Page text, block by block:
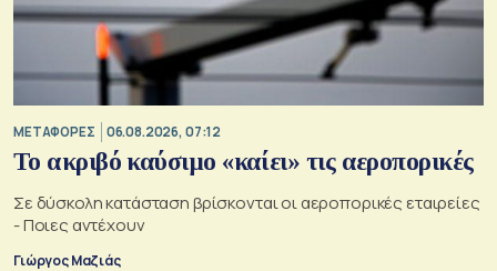
ΜΕΤΑΦΟΡΕΣ 06.08.2026, 07:12
Το ακριβό καύσιμο «καίει» τις αεροπορικές
Σε δύσκολη κατάσταση βρίσκονται οι αεροπορικές εταιρείες
- Ποιες αντέχουν
Γιώργος Μαζιάς